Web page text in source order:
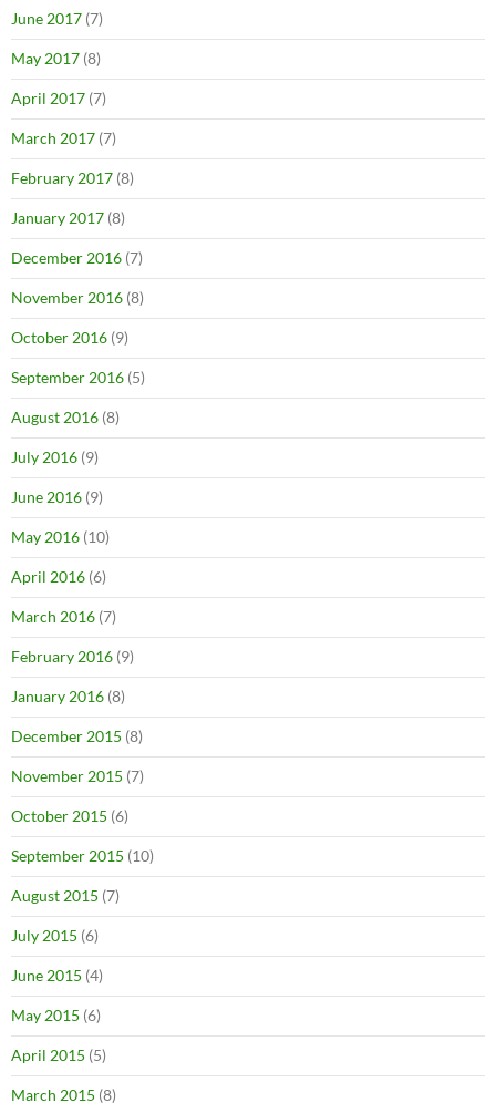
June 2017 (7)
May 2017 (8)
April 2017 (7)
March 2017 (7)
February 2017 (8)
January 2017 (8)
December 2016 (7)
November 2016 (8)
October 2016 (9)
September 2016 (5)
August 2016 (8)
July 2016 (9)
June 2016 (9)
May 2016 (10)
April 2016 (6)
March 2016 (7)
February 2016 (9)
January 2016 (8)
December 2015 (8)
November 2015 (7)
October 2015 (6)
September 2015 (10)
August 2015 (7)
July 2015 (6)
June 2015 (4)
May 2015 (6)
April 2015 (5)
March 2015 (8)